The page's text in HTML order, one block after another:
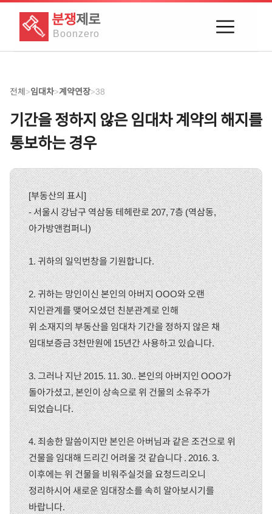
분쟁제로
Boonzero
전체>임대차>계약연장>38
기간을 정하지 않은 임대차 계약의 해지를
통보하는 경우
[부동산의 표시]
- 서울시 강남구 역삼동 테헤란로 207, 7층 (역삼동,
아가방앤컴퍼니)
1. 귀하의 일익번창을 기원합니다.
2. 귀하는 망인이신 본인의 아버지 OOO와 오랜
지인관계를 맺어오셨던 친분관계로 인해
위 소재지의 부동산을 임대차 기간을 정하지 않은 채
임대보증금 3천만원에 15년간 사용하고 있습니다.
3. 그러나 지난 2015. 11. 30.. 본인의 아버지인 OOO가
돌아가셨고, 본인이 상속으로 위 건물의 소유주가
되었습니다.
4. 죄송한 말씀이지만 본인은 아버님과 같은 조건으로 위
건물을 임대해 드리긴 어려울 것 같습니다 . 2016. 3.
이후에는 위 건물을 비워주실것을 요청드리오니
정리하시어 새로운 임대장소를 속히 알아보시기를
바랍니다.